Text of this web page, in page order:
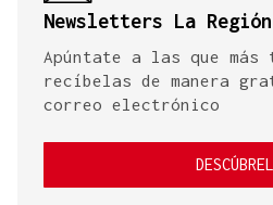
Newsletters La Región
Apúntate a las que
recíbelas de manera
correo electrónico